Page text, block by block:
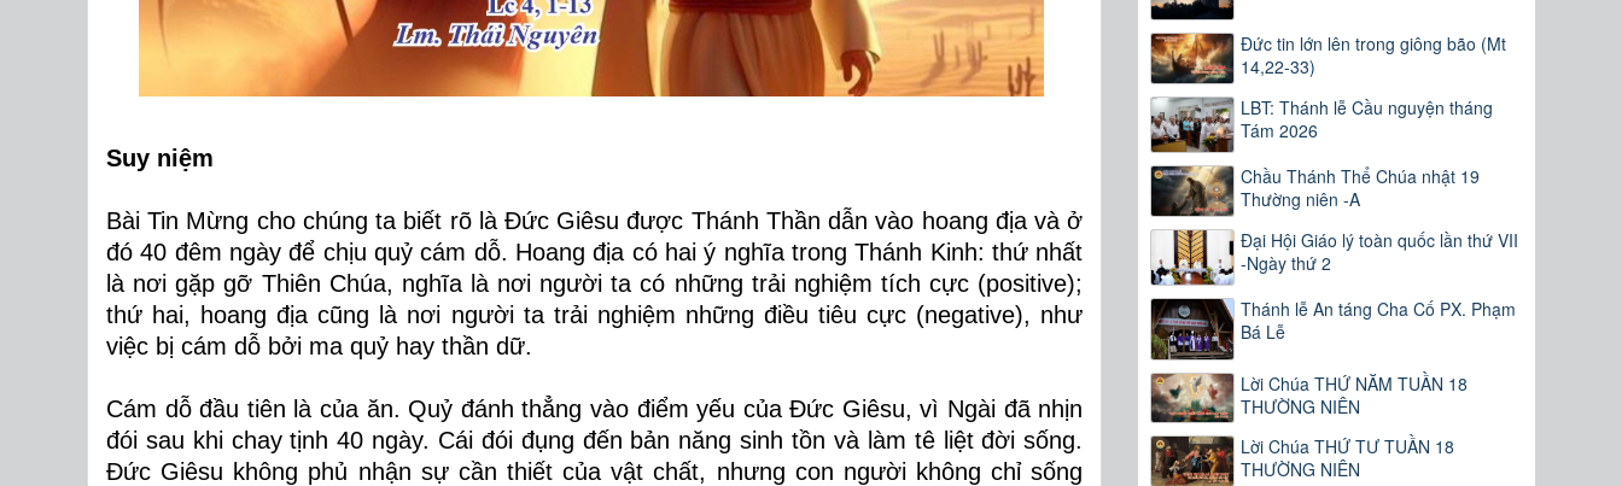
Suy niệm
Bài Tin Mừng cho chúng ta biết rõ là Đức Giêsu được Thánh Thần dẫn vào hoang địa và ở
đó 40 đêm ngày để chịu quỷ cám dỗ. Hoang địa có hai ý nghĩa trong Thánh Kinh: thứ nhất
là nơi gặp gỡ Thiên Chúa, nghĩa là nơi người ta có những trải nghiệm tích cực (positive);
thứ hai, hoang địa cũng là nơi người ta trải nghiệm những điều tiêu cực (negative), như
việc bị cám dỗ bởi ma quỷ hay thần dữ.
Cám dỗ đầu tiên là của ăn. Quỷ đánh thẳng vào điểm yếu của Đức Giêsu, vì Ngài đã nhịn
đói sau khi chay tịnh 40 ngày. Cái đói đụng đến bản năng sinh tồn và làm tê liệt đời sống.
Đức Giêsu không phủ nhận sự cần thiết của vật chất, nhưng con người không chỉ sống
Đức tin lớn lên trong giông bão (Mt
14,22-33)
LBT: Thánh lễ Cầu nguyện tháng
Tám 2026
Chầu Thánh Thể Chúa nhật 19
Thường niên -A
Đại Hội Giáo lý toàn quốc lần thứ VII
-Ngày thứ 2
Thánh lễ An táng Cha Cố PX. Phạm
Bá Lễ
Lời Chúa THỨ NĂM TUẦN 18
THƯỜNG NIÊN
Lời Chúa THỨ TƯ TUẦN 18
THƯỜNG NIÊN